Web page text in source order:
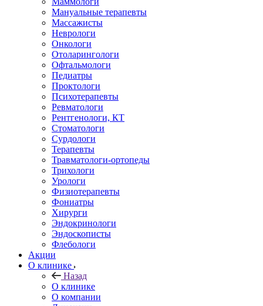
Мануальные терапевты
Массажисты
Неврологи
Онкологи
Отоларингологи
Офтальмологи
Педиатры
Проктологи
Психотерапевты
Ревматологи
Рентгенологи, КТ
Стоматологи
Сурдологи
Терапевты
Травматологи-ортопеды
Трихологи
Урологи
Физиотерапевты
Фониатры
Хирурги
Эндокринологи
Эндоскописты
Флебологи
Акции
О клинике
Назад
О клинике
О компании